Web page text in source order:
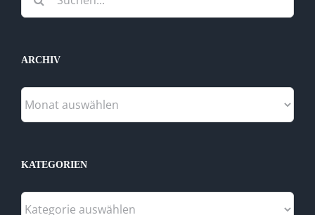
nach:
ARCHIV
KATEGORIEN
Kategorien